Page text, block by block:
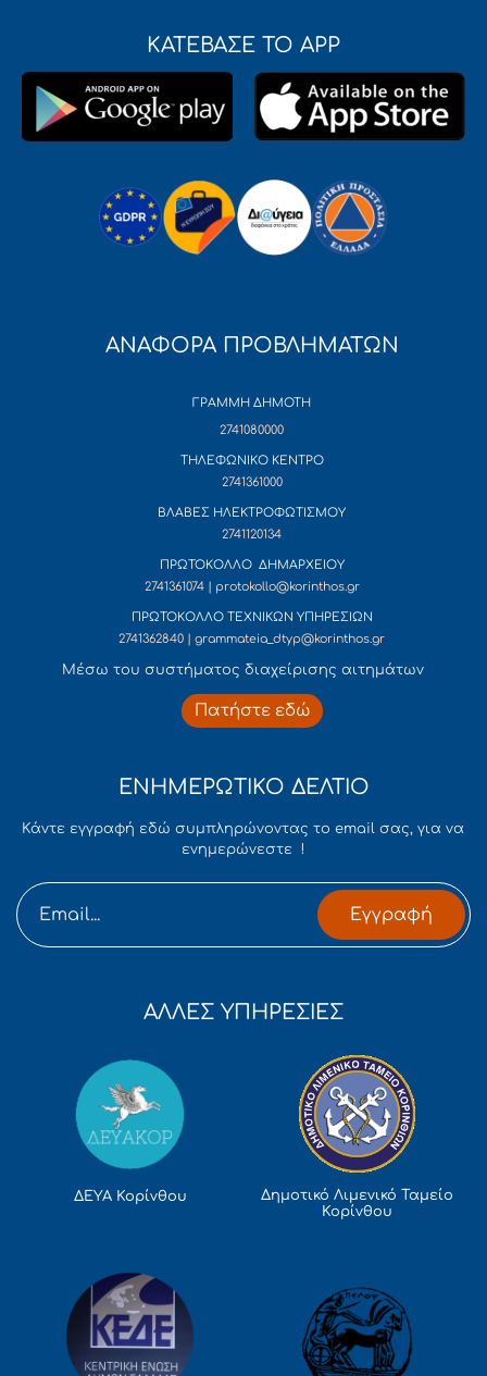
ΚΑΤΕΒΑΣΕ ΤΟ APP
ΑΝΑΦΟΡΑ ΠΡΟΒΛΗΜΑΤΩΝ
ΓΡΑΜΜΗ ΔΗΜΟΤΗ
2741080000
ΤΗΛΕΦΩΝΙΚΟ ΚΕΝΤΡΟ
2741361000
ΒΛΑΒΕΣ ΗΛΕΚΤΡΟΦΩΤΙΣΜΟΥ
2741120134
ΠΡΩΤΟΚΟΛΛΟ ΔΗΜΑΡΧΕΙΟΥ
2741361074 | protokollo@korinthos.gr
ΠΡΩΤΟΚΟΛΛΟ ΤΕΧΝΙΚΩΝ ΥΠΗΡΕΣΙΩΝ
2741362840 | grammateia_dtyp@korinthos.gr
Mέσω του συστήματος διαχείρισης αιτημάτων
Πατήστε εδώ
ΕΝΗΜΕΡΩΤΙΚΟ ΔΕΛΤΙΟ
Κάντε εγγραφή εδώ συμπληρώνοντας το email σας, για να
ενημερώνεστε !
Εγγραφή
ΑΛΛΕΣ ΥΠΗΡΕΣΙΕΣ
ΔΕΥΑ Κορίνθου
Δημοτικό Λιμενικό Ταμείο
Κορίνθου